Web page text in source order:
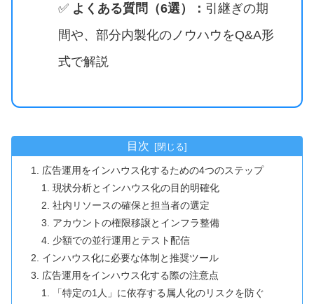
✅ よくある質問（6選）： 引継ぎの期
間や、部分内製化のノウハウをQ&A形
式で解説
目次
広告運用をインハウス化するための4つのステップ
現状分析とインハウス化の目的明確化
社内リソースの確保と担当者の選定
アカウントの権限移譲とインフラ整備
少額での並行運用とテスト配信
インハウス化に必要な体制と推奨ツール
広告運用をインハウス化する際の注意点
「特定の1人」に依存する属人化のリスクを防ぐ